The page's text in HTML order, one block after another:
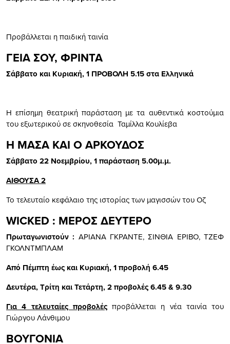
Προβάλλεται η παιδική ταινία
ΓΕΙΑ ΣΟΥ, ΦΡΙΝΤΑ
Σάββατο και Κυριακή, 1 ΠΡΟΒΟΛΗ 5.15 στα Ελληνικά
Η επίσημη θεατρική παράσταση με τα αυθεντικά κοστούμια
του εξωτερικού σε σκηνοθεσία Ταμίλλα Κουλίεβα
Η ΜΑΣΑ ΚΑΙ Ο ΑΡΚΟΥΔΟΣ
Σάββατο 22 Νοεμβρίου, 1 παράσταση 5.00μ.μ.
ΑΙΘΟΥΣΑ 2
Το τελευταίο κεφάλαιο της ιστορίας των μαγισσών του Οζ
WICKED : ΜΕΡΟΣ ΔΕΥΤΕΡΟ
Πρωταγωνιστούν : ΑΡΙΑΝΑ ΓΚΡΑΝΤΕ, ΣΙΝΘΙΑ ΕΡΙΒΟ, ΤΖΕΦ
ΓΚΟΛΝΤΜΠΛΑΜ
Από Πέμπτη έως και Κυριακή, 1 προβολή 6.45
Δευτέρα, Τρίτη και Τετάρτη, 2 προβολές 6.45 & 9.30
Για 4 τελευταίες προβολέςπροβάλλεται η νέα ταινία του
Γιώργου Λάνθιμου
ΒΟΥΓΟΝΙΑ